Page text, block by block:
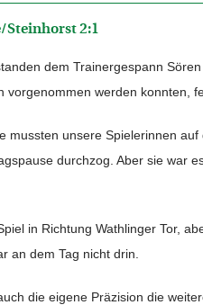
Steinhorst 2:1
dem Trainergespann
vorgenommen werden konnten,
mussten unsere Spielerinnen
durchzog. Aber sie war
in Richtung Wathlinger Tor,
an dem Tag nicht drin.
die eigene Präzision die